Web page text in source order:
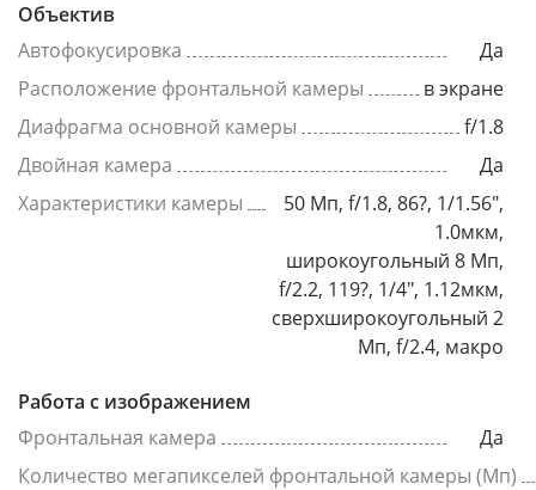
Объектив
Автофокусировка
Да
Расположение фронтальной камеры
в экране
Диафрагма основной камеры
f/1.8
Двойная камера
Да
Характеристики камеры
50 Мп, f/1.8, 86?, 1/1.56",
1.0мкм,
широкоугольный 8 Мп,
f/2.2, 119?, 1/4", 1.12мкм,
сверхширокоугольный 2
Мп, f/2.4, макро
Работа с изображением
Фронтальная камера
Да
Количество мегапикселей фронтальной камеры (Мп)